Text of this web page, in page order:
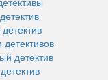
детектив